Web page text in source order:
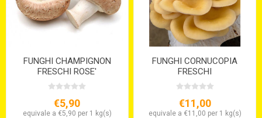
FUNGHI CHAMPIGNON
FRESCHI ROSE'
€5,90
equivale a €5,90 per 1 kg(s)
FUNGHI CORNUCOPIA
FRESCHI
€11,00
equivale a €11,00 per 1 kg(s)